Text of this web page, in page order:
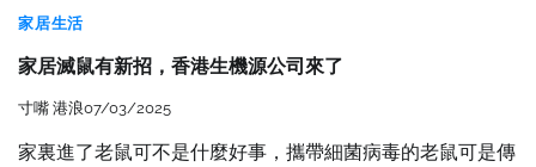
家居生活
家居滅鼠有新招，香港生機源公司來了
寸嘴 港浪07/03/2025
家裏進了老鼠可不是什麼好事，攜帶細菌病毒的老鼠可是傳